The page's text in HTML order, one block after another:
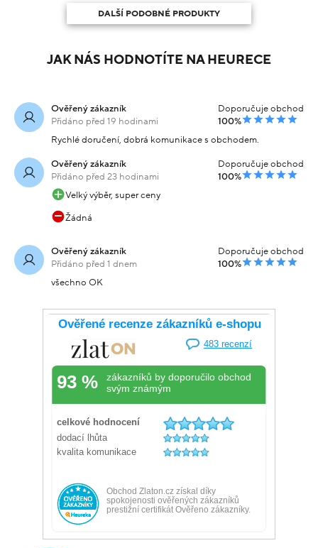
DALŠÍ PODOBNÉ PRODUKTY
JAK NÁS HODNOTÍTE NA HEURECE
Ověřený zákazník
Přidáno před 19 hodinami
Doporučuje obchod
100%
Rychlé doručení, dobrá komunikace s obchodem.
Ověřený zákazník
Přidáno před 23 hodinami
Doporučuje obchod
100%
Velký výběr, super ceny
Žádná
Ověřený zákazník
Přidáno před 1 dnem
Doporučuje obchod
100%
všechno OK